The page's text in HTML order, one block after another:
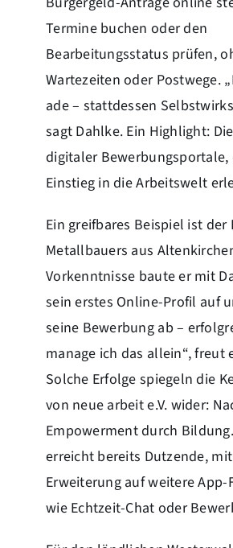
Termine buchen oder den
Bearbeitungsstatus prüfen,
Wartezeiten oder Postwege.
ade – stattdessen
sagt Dahlke. Ein Highlight:
digitaler Bewerbungsportale,
Einstieg in die Arbeitswelt
Ein greifbares Beispiel ist der
Metallbauers aus
Vorkenntnisse baute er mit
sein erstes Online-Profil auf
seine Bewerbung ab –
manage ich das allein“, freut
Solche Erfolge spiegeln die
von neue arbeit e.V. wider:
Empowerment durch
erreicht bereits Dutzende,
Erweiterung auf weitere
wie Echtzeit-Chat oder